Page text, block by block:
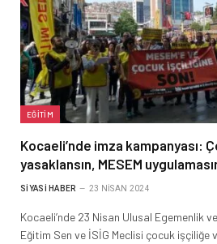
EĞITIM
Kocaeli’nde imza kampanyası:
yasaklansın, MESEM
SIYASI HABER 23 NISAN 2024
Kocaeli’nde 23 Nisan Ulusal Egemenlik
Eğitim Sen ve İSİG Meclisi çocuk işçiliğe